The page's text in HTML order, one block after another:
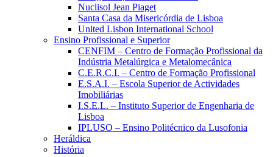
Nuclisol Jean Piaget
Santa Casa da Misericórdia de Lisboa
United Lisbon International School
Ensino Profissional e Superior
CENFIM – Centro de Formação Profissional da
Indústria Metalúrgica e Metalomecânica
C.E.R.C.I. – Centro de Formação Profissional
E.S.A.I. – Escola Superior de Actividades
Imobiliárias
I.S.E.L. – Instituto Superior de Engenharia de
Lisboa
IPLUSO – Ensino Politécnico da Lusofonia
Heráldica
História